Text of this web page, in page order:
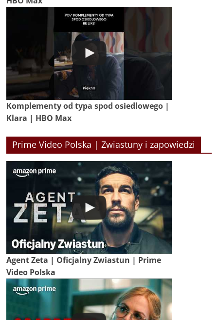
Komplementy od typa spod osiedlowego |
Klara | HBO Max
Prime Video Polska | Zwiastuny i zapowiedzi
Agent Zeta | Oficjalny Zwiastun | Prime
Video Polska